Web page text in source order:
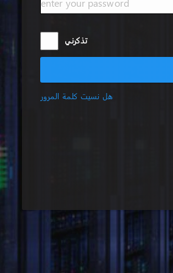
تذكرني
هل نسيت كلمة المرور